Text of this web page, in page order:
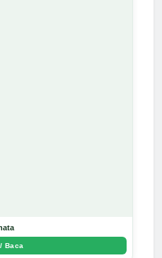
Baca